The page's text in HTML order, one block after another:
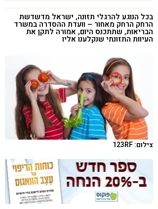
קורונה
טבעונות
בכל הנוגע להרגלי תזונה, ישראל מדשדשת
הרחק הרחק מאחור – וועדת ההסדרה במשרד
הבריאות, שתתכנס היום, אמורה לתקן את
העיוות התזונתי שנקלענו אליו
צילום: 123RF